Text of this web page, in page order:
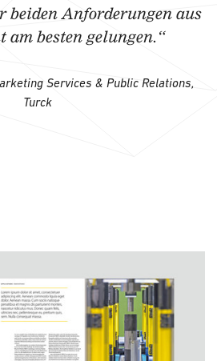
beiden Anforderungen aus
am besten gelungen.“
Services & Public Relations,
Turck